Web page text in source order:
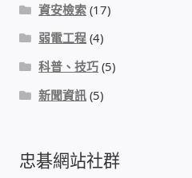
資安檢索 (17)
弱電工程 (4)
科普、技巧 (5)
新聞資訊 (5)
忠碁網站社群